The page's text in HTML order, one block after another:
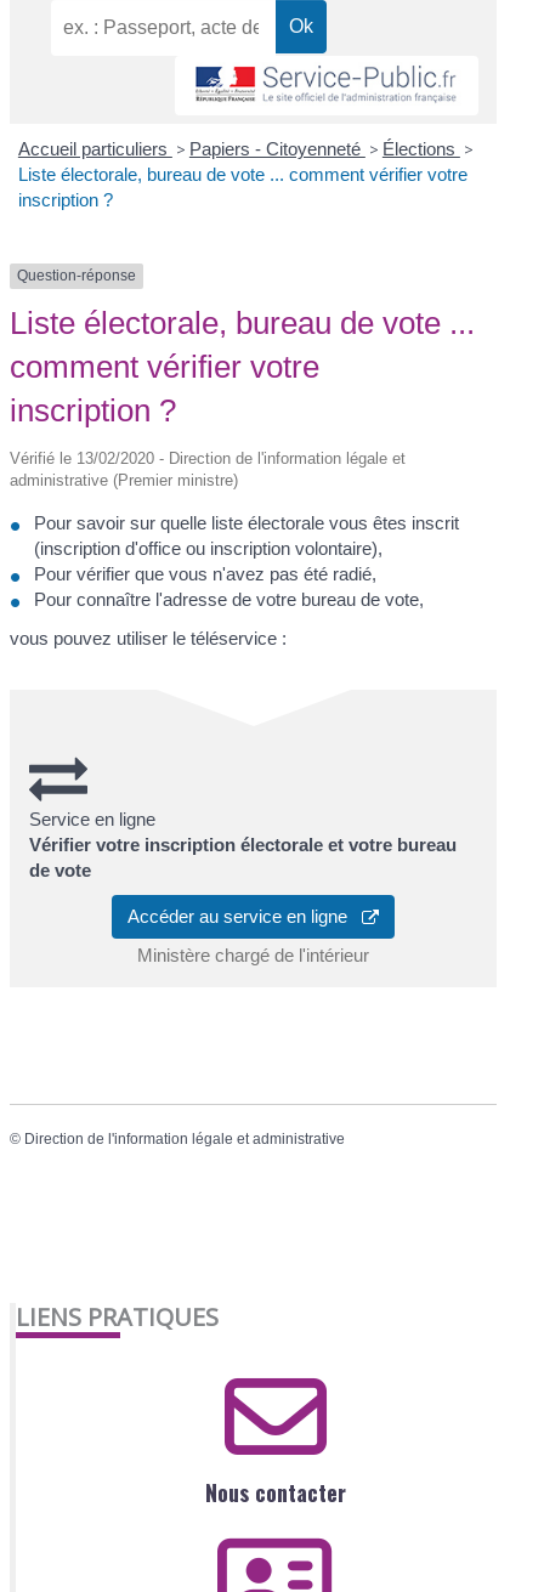
Accueil particuliers > Papiers - Citoyenneté > Élections >
Liste électorale, bureau de vote ... comment vérifier votre
inscription ?
Question-réponse
Liste électorale, bureau de vote ...
comment vérifier votre
inscription ?
Vérifié le 13/02/2020 - Direction de l'information légale et
administrative (Premier ministre)
Pour savoir sur quelle liste électorale vous êtes inscrit
(inscription d'office ou inscription volontaire),
Pour vérifier que vous n'avez pas été radié,
Pour connaître l'adresse de votre bureau de vote,
vous pouvez utiliser le téléservice :
Service en ligne
Vérifier votre inscription électorale et votre bureau
de vote
Accéder au service en ligne
Ministère chargé de l'intérieur
© Direction de l'information légale et administrative
LIENS PRATIQUES
Nous contacter